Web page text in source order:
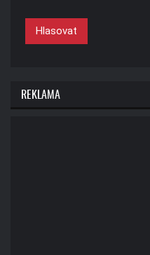
Hlasovat
REKLAMA